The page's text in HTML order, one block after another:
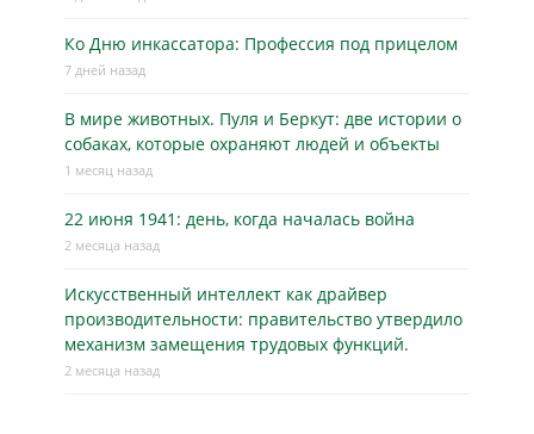
Ко Дню инкассатора: Профессия под прицелом
7 дней назад
В мире животных. Пуля и Беркут: две истории о
собаках, которые охраняют людей и объекты
1 месяц назад
22 июня 1941: день, когда началась война
2 месяца назад
Искусственный интеллект как драйвер
производительности: правительство утвердило
механизм замещения трудовых функций.
2 месяца назад